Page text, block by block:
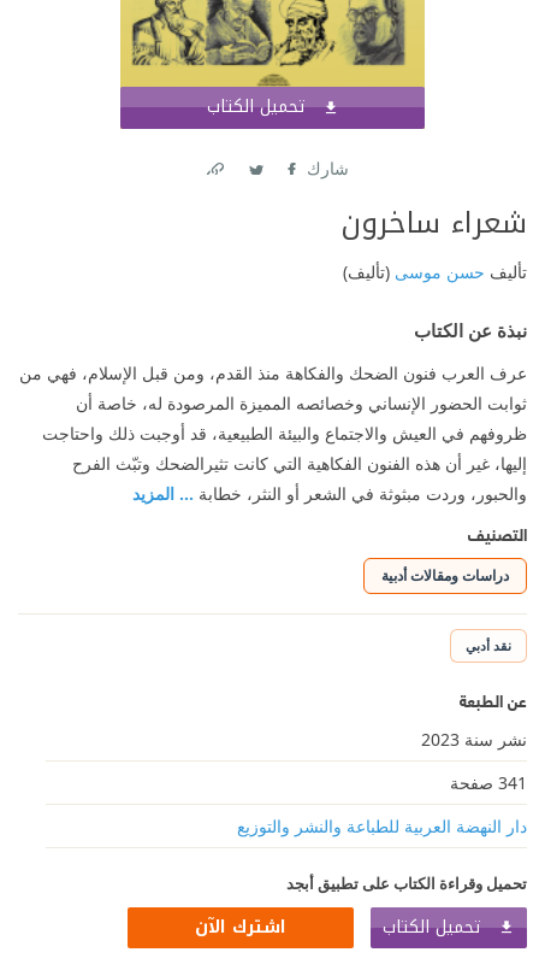
تحميل الكتاب
شارك
شعراء ساخرون
تأليف حسن موسى (تأليف)
نبذة عن الكتاب
عرف العرب فنون الضحك والفكاهة منذ القدم، ومن قبل الإسلام، فهي من
ثوابت الحضور الإنساني وخصائصه المميزة المرصودة له، خاصة أن
ظروفهم في العيش والاجتماع والبيئة الطبيعية، قد أوجبت ذلك واحتاجت
إليها، غير أن هذه الفنون الفكاهية التي كانت تثيرالضحك وتبّث الفرح
والحبور، وردت مبثوثة في الشعر أو النثر، خطابة ... المزيد
التصنيف
دراسات ومقالات أدبية
نقد أدبي
عن الطبعة
نشر سنة 2023
341 صفحة
دار النهضة العربية للطباعة والنشر والتوزيع
تحميل وقراءة الكتاب على تطبيق أبجد
تحميل الكتاب اشترك الآن